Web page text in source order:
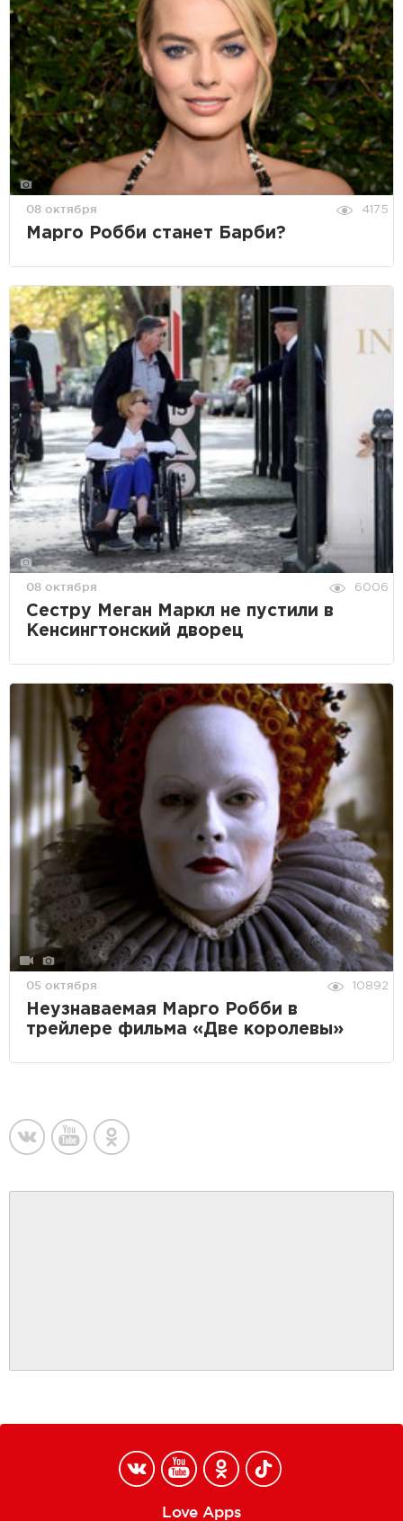
08 октября 4175
Марго Робби станет Барби?
08 октября 6006
Сестру Меган Маркл не пустили в
Кенсингтонский дворец
05 октября 10892
Неузнаваемая Марго Робби в
трейлере фильма «Две королевы»
Love Apps